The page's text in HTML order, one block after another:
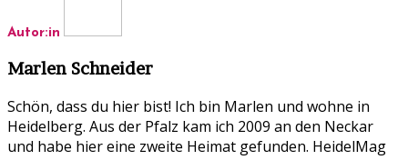
Autor:in
Marlen Schneider
Schön, dass du hier bist! Ich bin Marlen und wohne in
Heidelberg. Aus der Pfalz kam ich 2009 an den Neckar
und habe hier eine zweite Heimat gefunden. HeidelMag